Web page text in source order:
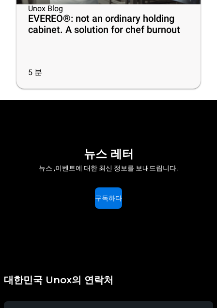
Unox Blog
EVEREO®: not an ordinary holding
cabinet. A solution for chef burnout
5 분
뉴스 레터
뉴스 ,이벤트에 대한 최신 정보를 보내드립니다.
구독하다
대한민국 Unox의 연락처